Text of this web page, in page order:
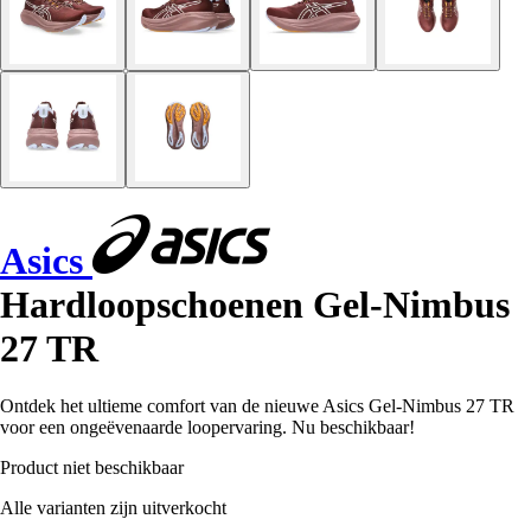
Asics
Hardloopschoenen Gel-Nimbus
27 TR
Ontdek het ultieme comfort van de nieuwe Asics Gel-Nimbus 27 TR
voor een ongeëvenaarde loopervaring. Nu beschikbaar!
Product niet beschikbaar
Alle varianten zijn uitverkocht